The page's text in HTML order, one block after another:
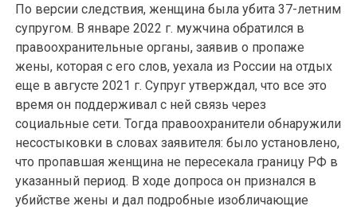
По версии следствия, женщина была убита 37-летним
супругом. В январе 2022 г. мужчина обратился в
правоохранительные органы, заявив о пропаже
жены, которая с его слов, уехала из России на отдых
еще в августе 2021 г. Супруг утверждал, что все это
время он поддерживал с ней связь через
социальные сети. Тогда правоохранители обнаружили
несостыковки в словах заявителя: было установлено,
что пропавшая женщина не пересекала границу РФ в
указанный период. В ходе допроса он признался в
убийстве жены и дал подробные изобличающие